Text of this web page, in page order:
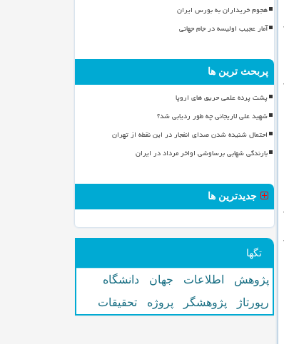
هجوم خریداران به بورس ایران
آمار عجیب اولیسه در جام جهانی
پربحث ترین ها
پشت پرده علمی حریق های اروپا
شهید علی لاریجانی چه طور ردیابی شد؟
احتمال شنیده شدن صدای انفجار در این نقطه از تهران
بارندگی شهابی برساوشی اواخر مرداد در ایران
جدیدترین ها
تگها
پژوهش اطلاعات جهان
دانشگاه
رپورتاژ
پژوهشگر پروژه تحقیقات